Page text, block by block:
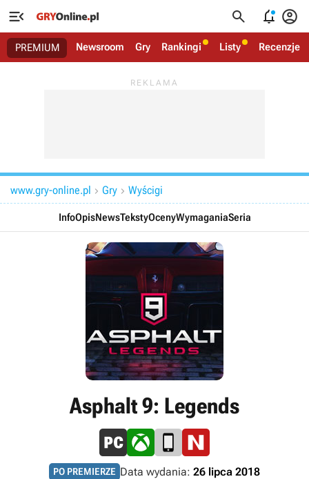
   
PREMIUM Newsroom Gry Rankingi Listy Recenzje
www.gry-online.pl  Gry  Wyścigi
InfoOpisNewsTekstyOcenyWymaganiaSeria
Asphalt 9: Legends
PO PREMIERZE Data wydania: 26 lipca 2018